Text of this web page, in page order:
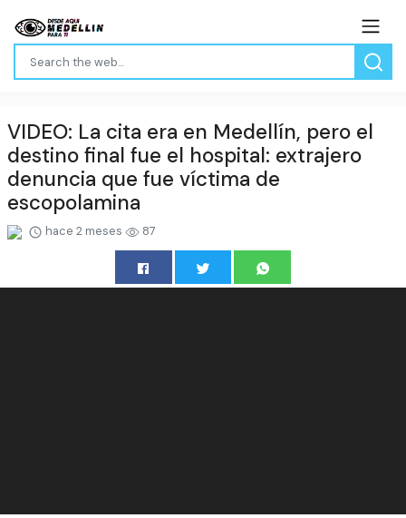
VIDEO: La cita era en Medellín, pero el
destino final fue el hospital: extrajero
denuncia que fue víctima de
escopolamina
hace 2 meses 87